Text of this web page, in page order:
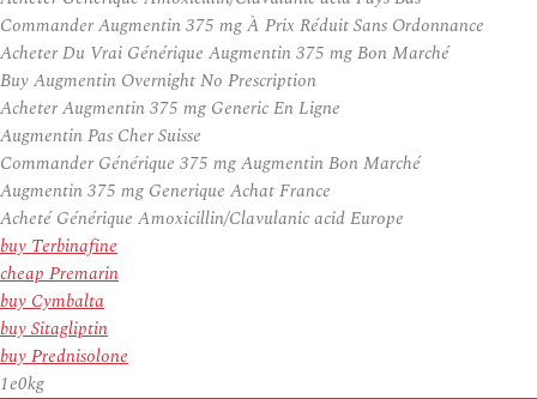
Commander Augmentin 375 mg À Prix Réduit Sans Ordonnance
Acheter Du Vrai Générique Augmentin 375 mg Bon Marché
Buy Augmentin Overnight No Prescription
Acheter Augmentin 375 mg Generic En Ligne
Augmentin Pas Cher Suisse
Commander Générique 375 mg Augmentin Bon Marché
Augmentin 375 mg Generique Achat France
Acheté Générique Amoxicillin/Clavulanic acid Europe
buy Terbinafine
cheap Premarin
buy Cymbalta
buy Sitagliptin
buy Prednisolone
1e0kg